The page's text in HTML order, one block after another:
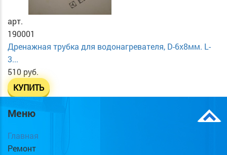
арт.
190001
Дренажная трубка для водонагревателя, D-6х8мм. L-
3...
510 руб.
КУПИТЬ
Меню
Главная
Ремонт